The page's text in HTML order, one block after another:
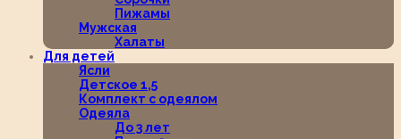
Пижамы
Мужская
Халаты
Для детей
Ясли
Детское 1,5
Комплект с одеялом
Одеяла
До 3 лет